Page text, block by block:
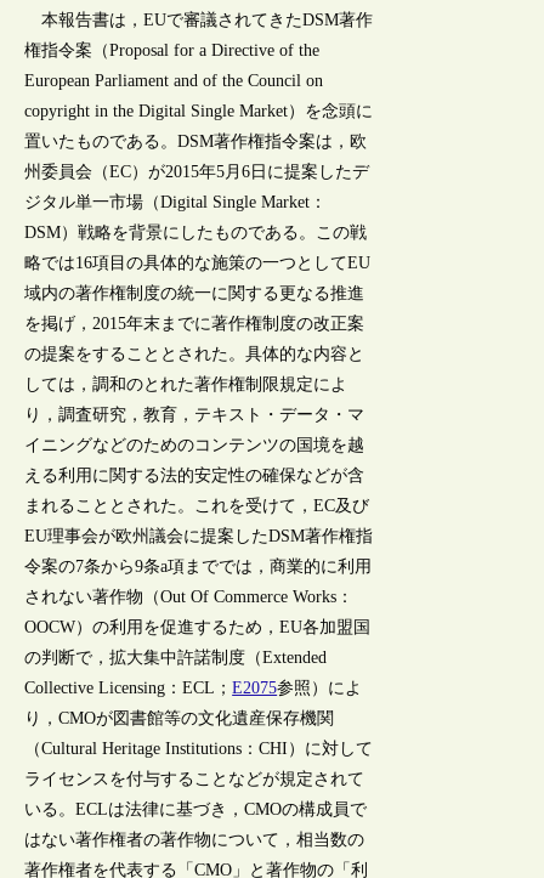
本報告書は，EUで審議されてきたDSM著作
権指令案（Proposal for a Directive of the
European Parliament and of the Council on
copyright in the Digital Single Market）を念頭に
置いたものである。DSM著作権指令案は，欧
州委員会（EC）が2015年5月6日に提案したデ
ジタル単一市場（Digital Single Market：
DSM）戦略を背景にしたものである。この戦
略では16項目の具体的な施策の一つとしてEU
域内の著作権制度の統一に関する更なる推進
を掲げ，2015年末までに著作権制度の改正案
の提案をすることとされた。具体的な内容と
しては，調和のとれた著作権制限規定によ
り，調査研究，教育，テキスト・データ・マ
イニングなどのためのコンテンツの国境を越
える利用に関する法的安定性の確保などが含
まれることとされた。これを受けて，EC及び
EU理事会が欧州議会に提案したDSM著作権指
令案の7条から9条a項まででは，商業的に利用
されない著作物（Out Of Commerce Works：
OOCW）の利用を促進するため，EU各加盟国
の判断で，拡大集中許諾制度（Extended
Collective Licensing：ECL；E2075参照）によ
り，CMOが図書館等の文化遺産保存機関
（Cultural Heritage Institutions：CHI）に対して
ライセンスを付与することなどが規定されて
いる。ECLは法律に基づき，CMOの構成員で
はない著作権者の著作物について，相当数の
著作権者を代表する「CMO」と著作物の「利